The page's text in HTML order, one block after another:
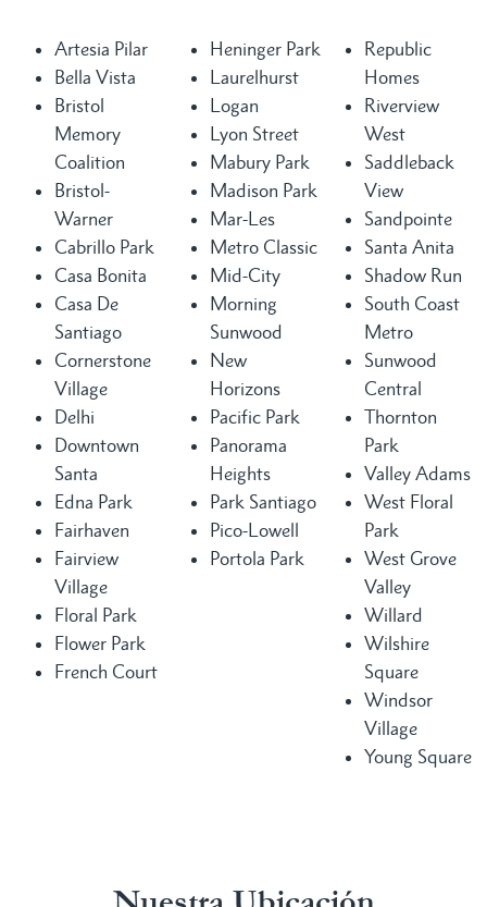
Artesia Pilar
Bella Vista
Bristol
Memory
Coalition
Bristol-
Warner
Cabrillo Park
Casa Bonita
Casa De
Santiago
Cornerstone
Village
Delhi
Downtown
Santa
Edna Park
Fairhaven
Fairview
Village
Floral Park
Flower Park
French Court
Heninger Park
Laurelhurst
Logan
Lyon Street
Mabury Park
Madison Park
Mar-Les
Metro Classic
Mid-City
Morning
Sunwood
New
Horizons
Pacific Park
Panorama
Heights
Park Santiago
Pico-Lowell
Portola Park
Republic
Homes
Riverview
West
Saddleback
View
Sandpointe
Santa Anita
Shadow Run
South Coast
Metro
Sunwood
Central
Thornton
Park
Valley Adams
West Floral
Park
West Grove
Valley
Willard
Wilshire
Square
Windsor
Village
Young Square